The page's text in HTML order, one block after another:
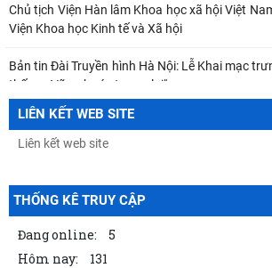
CỦA C.MÁC VÀ SỰ VẬN DỤNG Ở VIỆT NAM
LIÊN KẾT WEB SITE
THỐNG KÊ TRUY CẬP
Đang online:
5
Hôm nay:
131